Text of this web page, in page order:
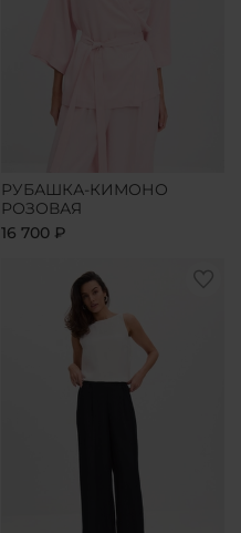
РУБАШКА-КИМОНО
РОЗОВАЯ
16 700 ₽